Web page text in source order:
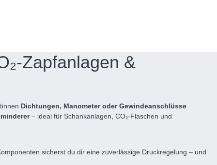
Zapfanlagen &
Dichtungen, Manometer oder Gewindeanschlüsse
– ideal für Schankanlagen, CO₂-Flaschen und
sicherst du dir eine zuverlässige Druckregelung – und